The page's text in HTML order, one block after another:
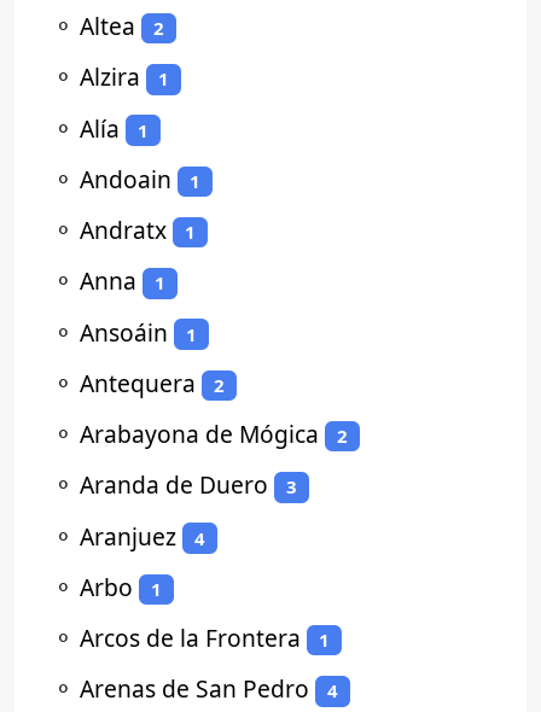
⚬ Altea 2
⚬ Alzira 1
⚬ Alía 1
⚬ Andoain 1
⚬ Andratx 1
⚬ Anna 1
⚬ Ansoáin 1
⚬ Antequera 2
⚬ Arabayona de Mógica 2
⚬ Aranda de Duero 3
⚬ Aranjuez 4
⚬ Arbo 1
⚬ Arcos de la Frontera 1
⚬ Arenas de San Pedro 4